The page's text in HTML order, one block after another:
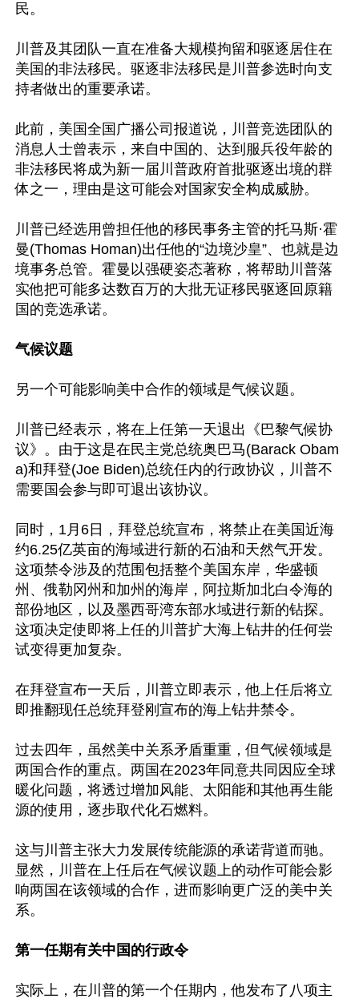
民。
川普及其团队一直在准备大规模拘留和驱逐居住在
美国的非法移民。驱逐非法移民是川普参选时向支
持者做出的重要承诺。
此前，美国全国广播公司报道说，川普竞选团队的
消息人士曾表示，来自中国的、达到服兵役年龄的
非法移民将成为新一届川普政府首批驱逐出境的群
体之一，理由是这可能会对国家安全构成威胁。
川普已经选用曾担任他的移民事务主管的托马斯·霍
曼(Thomas Homan)出任他的“边境沙皇”、也就是边
境事务总管。霍曼以强硬姿态著称，将帮助川普落
实他把可能多达数百万的大批无证移民驱逐回原籍
国的竞选承诺。
气候议题
另一个可能影响美中合作的领域是气候议题。
川普已经表示，将在上任第一天退出《巴黎气候协
议》。由于这是在民主党总统奥巴马(Barack Obam
a)和拜登(Joe Biden)总统任内的行政协议，川普不
需要国会参与即可退出该协议。
同时，1月6日，拜登总统宣布，将禁止在美国近海
约6.25亿英亩的海域进行新的石油和天然气开发。
这项禁令涉及的范围包括整个美国东岸，华盛顿
州、俄勒冈州和加州的海岸，阿拉斯加北白令海的
部份地区，以及墨西哥湾东部水域进行新的钻探。
这项决定使即将上任的川普扩大海上钻井的任何尝
试变得更加复杂。
在拜登宣布一天后，川普立即表示，他上任后将立
即推翻现任总统拜登刚宣布的海上钻井禁令。
过去四年，虽然美中关系矛盾重重，但气候领域是
两国合作的重点。两国在2023年同意共同因应全球
暖化问题，将透过增加风能、太阳能和其他再生能
源的使用，逐步取代化石燃料。
这与川普主张大力发展传统能源的承诺背道而驰。
显然，川普在上任后在气候议题上的动作可能会影
响两国在该领域的合作，进而影响更广泛的美中关
系。
第一任期有关中国的行政令
实际上，在川普的第一个任期内，他发布了八项主